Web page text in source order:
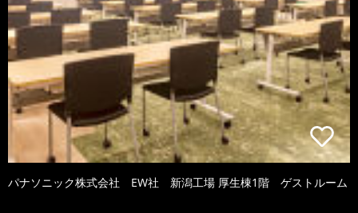
パナソニック株式会社 EW社 新潟工場 厚生棟1階 ゲストルーム